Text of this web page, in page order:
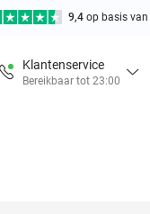
9,4 op basis van
Klantenservice
Bereikbaar tot 23:00